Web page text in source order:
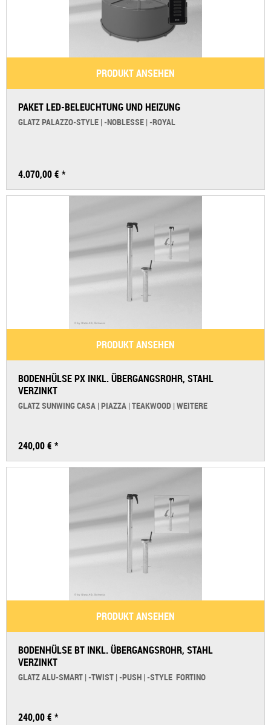
PRODUKT ANSEHEN
PAKET LED-BELEUCHTUNG UND HEIZUNG
GLATZ PALAZZO‑STYLE | ‑NOBLESSE | ‑ROYAL
4.070,00 € *
PRODUKT ANSEHEN
BODENHÜLSE PX INKL. ÜBERGANGSROHR, STAHL
VERZINKT
GLATZ SUNWING CASA | PIAZZA | TEAKWOOD | WEITERE
240,00 € *
PRODUKT ANSEHEN
BODENHÜLSE BT INKL. ÜBERGANGSROHR, STAHL
VERZINKT
GLATZ ALU‑SMART | ‑TWIST | ‑PUSH | ‑STYLE FORTINO
240,00 € *